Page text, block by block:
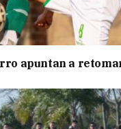
apuntan a